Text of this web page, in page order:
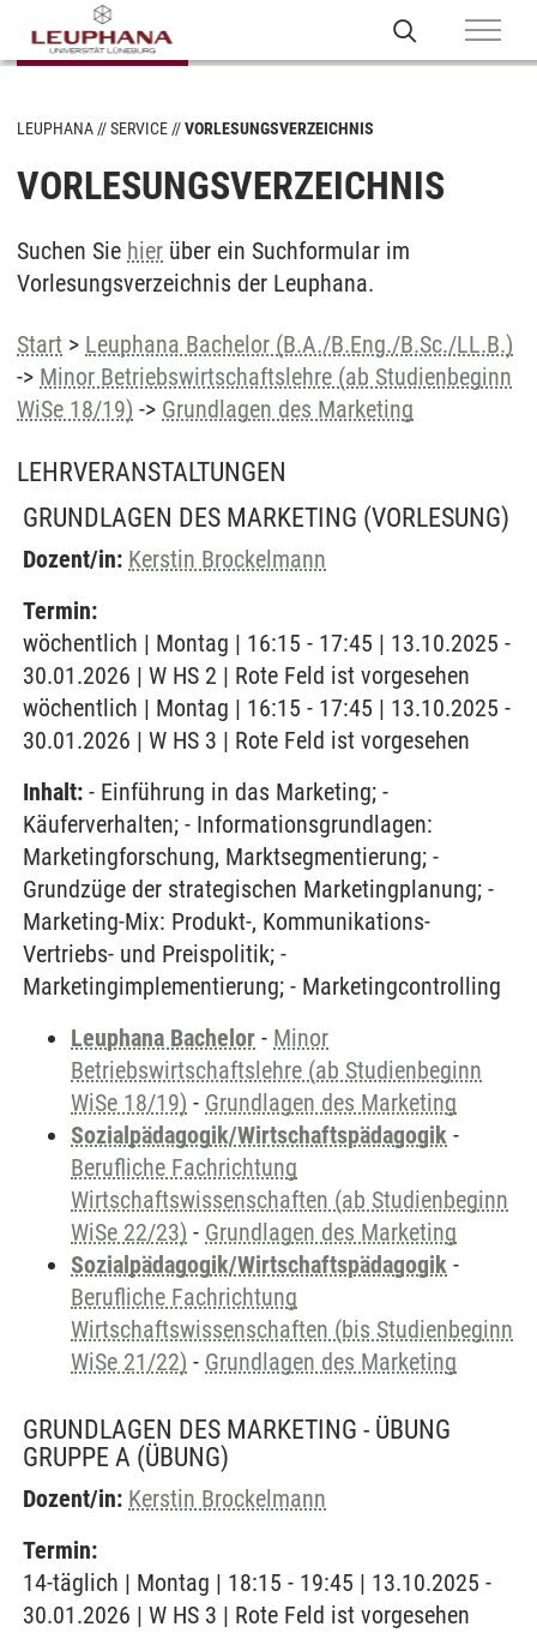
LEUPHANA SERVICE VORLESUNGSVERZEICHNIS
VORLESUNGSVERZEICHNIS
Suchen Sie hier über ein Suchformular im
Vorlesungsverzeichnis der Leuphana.
Start > Leuphana Bachelor (B.A./B.Eng./B.Sc./LL.B.)
-> Minor Betriebswirtschaftslehre (ab Studienbeginn
WiSe 18/19) -> Grundlagen des Marketing
LEHRVERANSTALTUNGEN
GRUNDLAGEN DES MARKETING (VORLESUNG)
Dozent/in: Kerstin Brockelmann
Termin:
wöchentlich | Montag | 16:15 - 17:45 | 13.10.2025 -
30.01.2026 | W HS 2 | Rote Feld ist vorgesehen
wöchentlich | Montag | 16:15 - 17:45 | 13.10.2025 -
30.01.2026 | W HS 3 | Rote Feld ist vorgesehen
Inhalt: - Einführung in das Marketing; -
Käuferverhalten; - Informationsgrundlagen:
Marketingforschung, Marktsegmentierung; -
Grundzüge der strategischen Marketingplanung; -
Marketing-Mix: Produkt-, Kommunikations-
Vertriebs- und Preispolitik; -
Marketingimplementierung; - Marketingcontrolling
Leuphana Bachelor - Minor
Betriebswirtschaftslehre (ab Studienbeginn
WiSe 18/19) - Grundlagen des Marketing
Sozialpädagogik/Wirtschaftspädagogik -
Berufliche Fachrichtung
Wirtschaftswissenschaften (ab Studienbeginn
WiSe 22/23) - Grundlagen des Marketing
Sozialpädagogik/Wirtschaftspädagogik -
Berufliche Fachrichtung
Wirtschaftswissenschaften (bis Studienbeginn
WiSe 21/22) - Grundlagen des Marketing
GRUNDLAGEN DES MARKETING - ÜBUNG
GRUPPE A (ÜBUNG)
Dozent/in: Kerstin Brockelmann
Termin:
14-täglich | Montag | 18:15 - 19:45 | 13.10.2025 -
30.01.2026 | W HS 3 | Rote Feld ist vorgesehen